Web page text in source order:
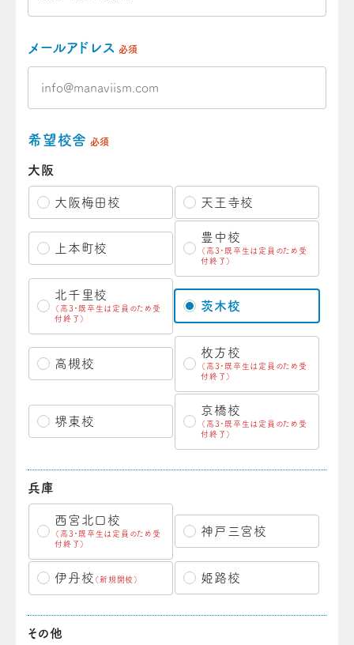
メールアドレス 必須
希望校舎 必須
大阪
大阪梅田校 天王寺校
上本町校
豊中校
（高3・既卒生は定員のため受
付終了）
北千里校
（高3・既卒生は定員のため受
付終了）
茨木校
高槻校
枚方校
（高3・既卒生は定員のため受
付終了）
堺東校
京橋校
（高3・既卒生は定員のため受
付終了）
兵庫
西宮北口校
（高3・既卒生は定員のため受
付終了）
神戸三宮校
伊丹校 （新規開校） 姫路校
その他